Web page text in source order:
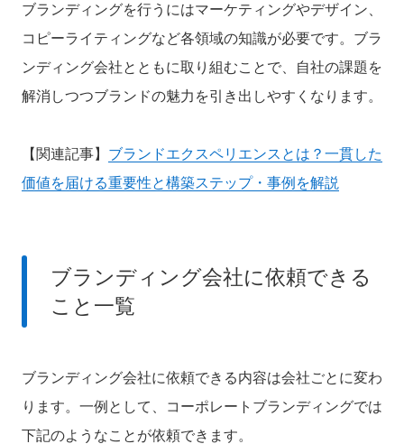
ブランディングを行うにはマーケティングやデザイン、
コピーライティングなど各領域の知識が必要です。ブラ
ンディング会社とともに取り組むことで、自社の課題を
解消しつつブランドの魅力を引き出しやすくなります。
【関連記事】 ブランドエクスペリエンスとは？一貫した
価値を届ける重要性と構築ステップ・事例を解説
ブランディング会社に依頼できる
こと一覧
ブランディング会社に依頼できる内容は会社ごとに変わ
ります。一例として、コーポレートブランディングでは
下記のようなことが依頼できます。